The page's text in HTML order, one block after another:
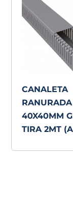
CANALETA
RANURADA
40X40MM
TIRA 2MT